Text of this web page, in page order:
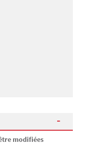
modifiées